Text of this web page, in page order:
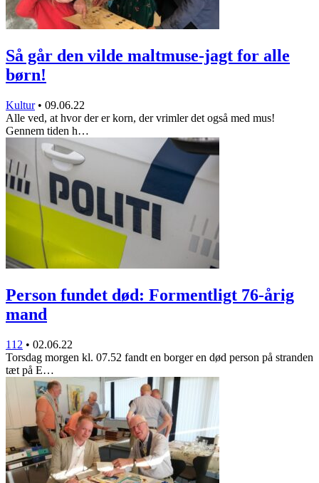
Så går den vilde maltmuse-jagt for alle
børn!
Kultur • 09.06.22
Alle ved, at hvor der er korn, der vrimler det også med mus!
Gennem tiden h…
Person fundet død: Formentligt 76-årig
mand
112 • 02.06.22
Torsdag morgen kl. 07.52 fandt en borger en død person på stranden
tæt på E…